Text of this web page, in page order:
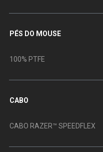
PÉS DO MOUSE
100% PTFE
CABO
CABO RAZER™ SPEEDFLEX